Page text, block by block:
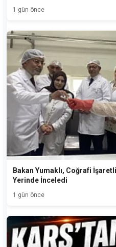
1 gün önce
Bakan Yumaklı, Coğrafi
Yerinde İnceledi
1 gün önce